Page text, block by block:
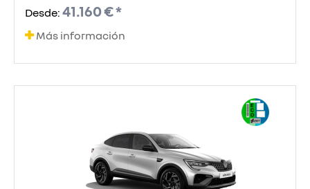
Desde: 41.160 € *
Más información